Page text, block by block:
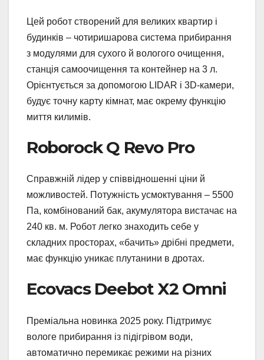
Цей робот створений для великих квартир і
будинків – чотиришарова система прибирання
з модулями для сухого й вологого очищення,
станція самоочищення та контейнер на 3 л.
Орієнтується за допомогою LIDAR і 3D-камери,
будує точну карту кімнат, має окрему функцію
миття килимів.
Roborock Q Revo Pro
Справжній лідер у співвідношенні ціни й
можливостей. Потужність усмоктування – 5500
Па, комбінований бак, акумулятора вистачає на
240 кв. м. Робот легко знаходить себе у
складних просторах, «бачить» дрібні предмети,
має функцію уникає плутанини в дротах.
Ecovacs Deebot X2 Omni
Преміальна новинка 2025 року. Підтримує
вологе прибирання із підігрівом води,
автоматично перемикає режими на різних